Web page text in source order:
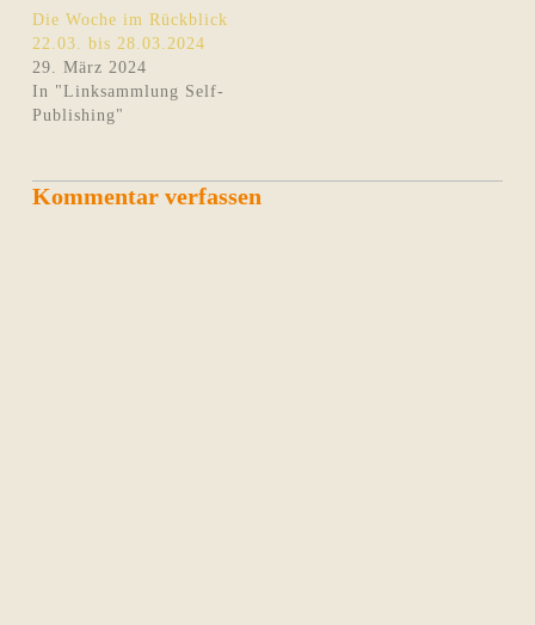
Die Woche im Rückblick
22.03. bis 28.03.2024
29. März 2024
In "Linksammlung Self-
Publishing"
Kommentar verfassen